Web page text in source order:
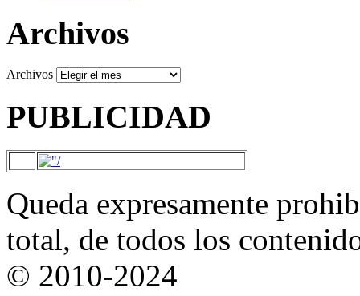
Archivos
Archivos
PUBLICIDAD
Queda expresamente
total, de todos los
© 2010-2024